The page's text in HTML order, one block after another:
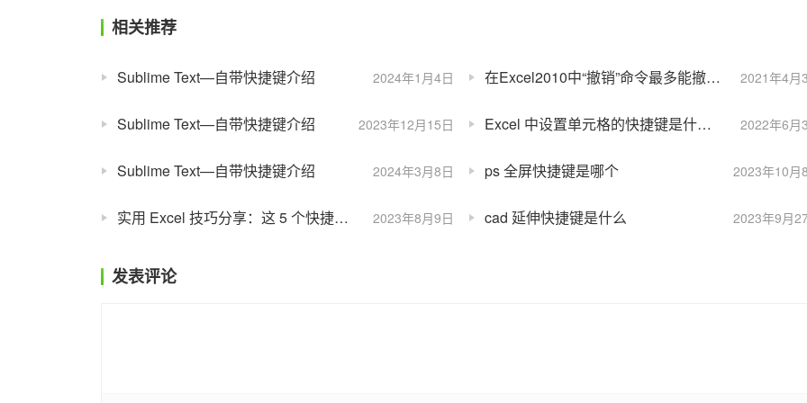
相关推荐
2024年1月4日
Sublime Text—自带快捷键介绍 2021年4月
在Excel2010中“撤销”命令最多能撤销多少次最近执行的操作？
2023年12月15日
Sublime Text—自带快捷键介绍 2022年6月
Excel 中设置单元格的快捷键是什么？
2024年3月8日
Sublime Text—自带快捷键介绍 2023年10月
ps 全屏快捷键是哪个
2023年8月9日
实用 Excel 技巧分享：这 5 个快捷键，你都会用了吗？ 2023年9月
cad 延伸快捷键是什么
发表评论